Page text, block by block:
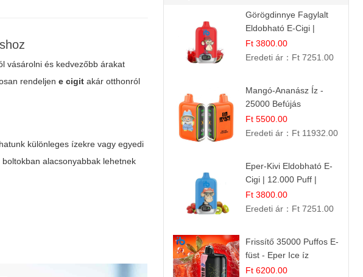
vásárolni és kedvezőbb árakat
rendeljene cigit akár otthonról
különleges ízekre vagy egyedi
alacsonyabbak lehetnek
Görögdinnye Fagylalt
Eldobható E-Cigi |
12.000 Szívás | Édes
Vízidín Íz
Ft 3800.00
Eredeti ár： Ft 7251.00
Mangó-Ananász Íz -
25000 Befújás
Eldobható E-ciga |
Trópusi Gyümölcs
Ft 5500.00
Eredeti ár： Ft 11932.00
Eper-Kivi Eldobható E-
Cigi | 12.000 Puff |
Édes-Gyümölcs Íz
Ft 3800.00
Eredeti ár： Ft 7251.00
Frissítő 35000 Puffos E-
füst - Eper Ice íz
Ft 6200.00